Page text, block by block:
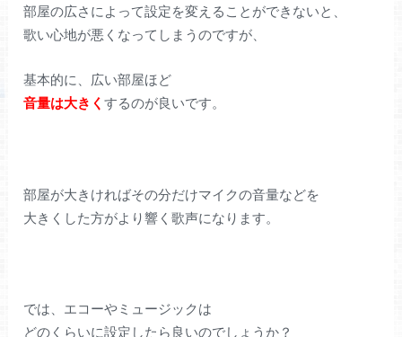
部屋の広さによって設定を変えることができないと、
歌い心地が悪くなってしまうのですが、
基本的に、広い部屋ほど
音量は大きくするのが良いです。
部屋が大きければその分だけマイクの音量などを
大きくした方がより響く歌声になります。
では、エコーやミュージックは
どのくらいに設定したら良いのでしょうか？